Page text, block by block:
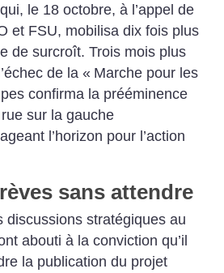
le 18 octobre, à l’appel de
et FSU, mobilisa dix fois plus
de surcroît. Trois mois plus
de la « Marche pour les
confirma la prééminence
sur la gauche
l’horizon pour l’action
sans attendre
discussions stratégiques au
abouti à la conviction qu’il
la publication du projet